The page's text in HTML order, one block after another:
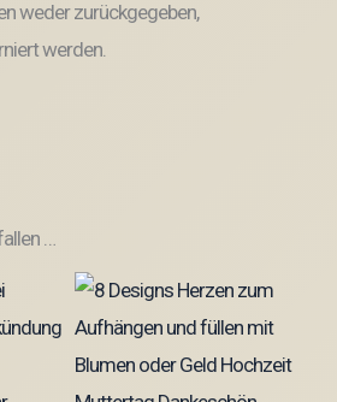
weder zurückgegeben,
werden.
…